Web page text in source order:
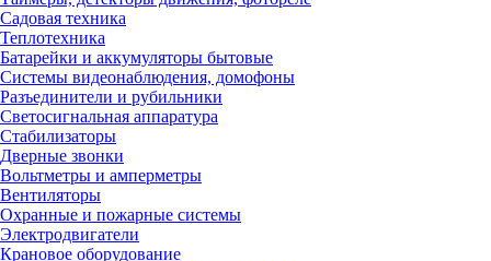
Садовая техника
Теплотехника
Батарейки и аккумуляторы бытовые
Системы видеонаблюдения, домофоны
Разъединители и рубильники
Светосигнальная аппаратура
Стабилизаторы
Дверные звонки
Вольтметры и амперметры
Вентиляторы
Охранные и пожарные системы
Электродвигатели
Крановое оборудование